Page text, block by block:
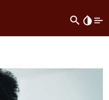
search invert_colors